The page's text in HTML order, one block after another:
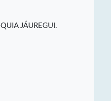
JÁUREGUI.